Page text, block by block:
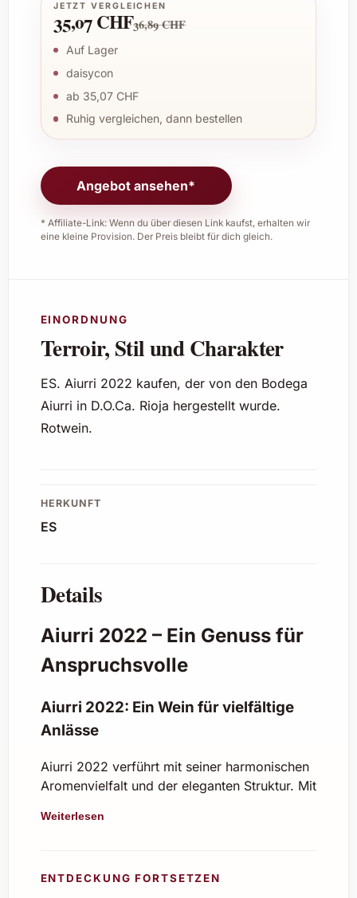
JETZT VERGLEICHEN
35,07 CHF36,89 CHF
Auf Lager
daisycon
ab 35,07 CHF
Ruhig vergleichen, dann bestellen
Angebot ansehen*
* Affiliate-Link: Wenn du über diesen Link kaufst, erhalten wir
eine kleine Provision. Der Preis bleibt für dich gleich.
EINORDNUNG
Terroir, Stil und Charakter
ES. Aiurri 2022 kaufen, der von den Bodega
Aiurri in D.O.Ca. Rioja hergestellt wurde.
Rotwein.
HERKUNFT
ES
Details
Aiurri 2022 – Ein Genuss für
Anspruchsvolle
Aiurri 2022: Ein Wein für vielfältige
Anlässe
Aiurri 2022 verführt mit seiner harmonischen
Aromenvielfalt und der eleganten Struktur. Mit
Fruchtaromen, dezenten Gewürznoten und
und besondere Momente.
Weiterlesen
ENTDECKUNG FORTSETZEN